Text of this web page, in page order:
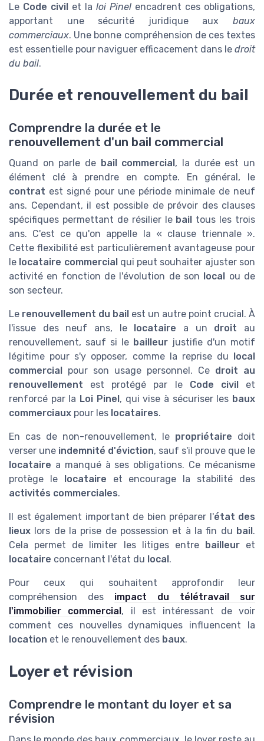
Le Code civil et la loi Pinel encadrent ces obligations,
apportant une sécurité juridique aux baux
commerciaux. Une bonne compréhension de ces textes
est essentielle pour naviguer efficacement dans le droit
du bail.
Durée et renouvellement du bail
Comprendre la durée et le
renouvellement d'un bail commercial
Quand on parle de bail commercial , la durée est un
élément clé à prendre en compte. En général, le
contrat est signé pour une période minimale de neuf
ans. Cependant, il est possible de prévoir des clauses
spécifiques permettant de résilier le bail tous les trois
ans. C'est ce qu'on appelle la « clause triennale ».
Cette flexibilité est particulièrement avantageuse pour
le locataire commercial qui peut souhaiter ajuster son
activité en fonction de l'évolution de son
local
ou de
son secteur.
Le renouvellement du bail est un autre point crucial. À
l'issue des neuf ans, le
locataire a un droit au
renouvellement, sauf si le bailleur justifie d'un motif
légitime pour s'y opposer, comme la reprise du
local
commercial
pour son usage personnel. Ce droit au
renouvellement est protégé par le Code civil
et
renforcé par la Loi Pinel , qui vise à sécuriser les baux
commerciaux pour les locataires.
En cas de non-renouvellement, le propriétaire doit
verser une indemnité d'éviction, sauf s'il prouve que le
locataire a manqué à ses obligations. Ce mécanisme
protège le
locataire et encourage la stabilité des
activités commerciales.
Il est également important de bien préparer l'état des
lieux lors de la prise de possession et à la fin du bail .
Cela permet de limiter les litiges entre
bailleuret
locataire concernant l'état du local .
Pour ceux qui souhaitent approfondir leur
compréhension des impact du télétravail sur
l'immobilier commercial , il est intéressant de voir
comment ces nouvelles dynamiques influencent la
location et le renouvellement des baux.
Loyer et révision
Comprendre le montant du loyer et sa
révision